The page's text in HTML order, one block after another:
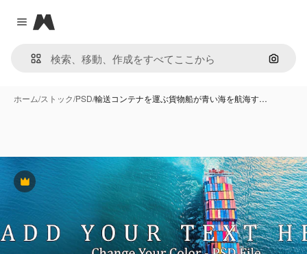
Close menu
Magnific
画像で
ホーム/ストック/PSD/輸送コンテナを運ぶ貨物船が青い海を航海す…
Premium